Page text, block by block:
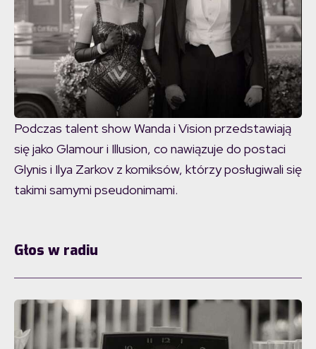
Podczas talent show Wanda i Vision przedstawiają
się jako Glamour i Illusion, co nawiązuje do postaci
Glynis i Ilya Zarkov z komiksów, którzy posługiwali się
takimi samymi pseudonimami.
Głos w radiu